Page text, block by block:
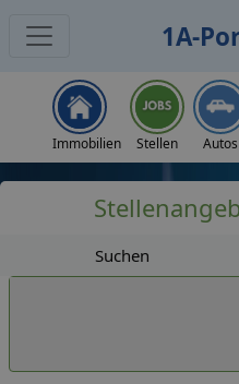
1A-
Immobilien Stellen Autos
Suchen